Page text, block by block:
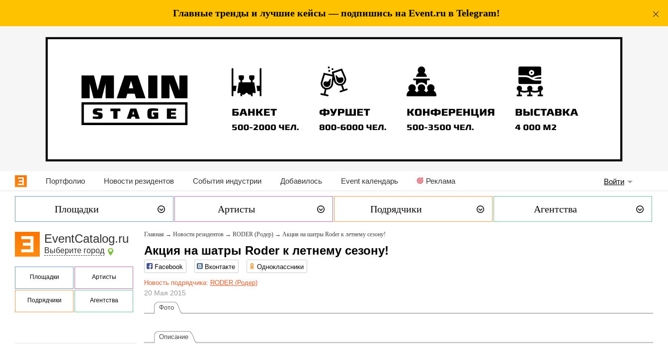
Главные тренды и лучшие кейсы — подпишись на Event.ru в Telegram!
Портфолио Новости резидентов События индустрии Добавилось Event календарь Реклама Войти
Площадки Артисты Подрядчики Агентства
EventCatalog.ru
Выберите город
Площадки Артисты
Подрядчики Агентства
Главная → Новости резидентов → RODER (Родер) → Акция на шатры Roder к летнему сезону!
Акция на шатры Roder к летнему сезону!
Facebook Вконтакте Одноклассники
Новость подрядчика: RODER (Родер)
20 Мая 2015
Фото
Описание